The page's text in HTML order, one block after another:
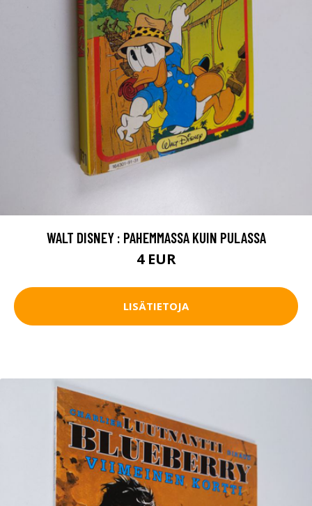
WALT DISNEY : PAHEMMASSA KUIN PULASSA
4 EUR
LISÄTIETOJA